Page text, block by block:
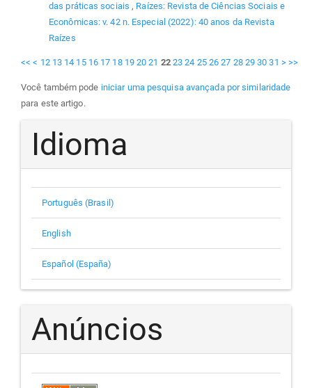
das práticas sociais, Raízes: Revista de Ciências Sociais e
Econômicas: v. 42 n. Especial (2022): 40 anos da Revista
Raízes
<< < 12 13 14 15 16 17 18 19 20 21 22 23 24 25 26 27 28 29 30 31 > >>
Você também pode iniciar uma pesquisa avançada por similaridade
para este artigo.
Idioma
Português (Brasil)
English
Español (España)
Anúncios